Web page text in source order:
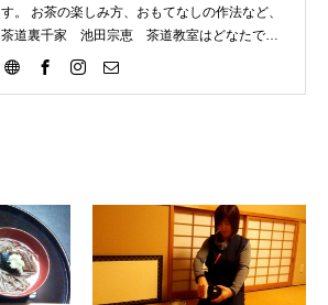
す。 お茶の楽しみ方、おもてなしの作法など、
茶道裏千家 池田宗恵 茶道教室はどなたでも
ご参加いただけます。